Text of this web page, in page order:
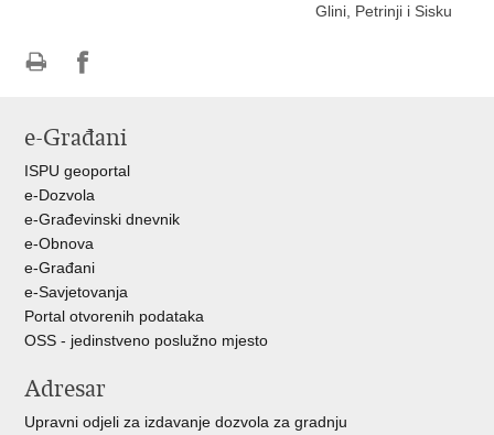
Glini, Petrinji i Sisku
FacebookuTwitteru
e-Građani
ISPU geoportal
e-Dozvola
e-Građevinski dnevnik
e-Obnova
e-Građani
e-Savjetovanja
Portal otvorenih podataka
OSS - jedinstveno poslužno mjesto
Adresar
Upravni odjeli za izdavanje dozvola za gradnju